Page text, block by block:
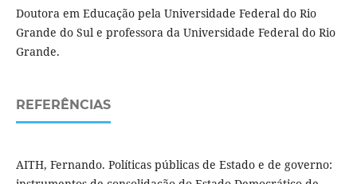
Doutora em Educação pela Universidade Federal do Rio
Grande do Sul e professora da Universidade Federal do Rio
Grande.
REFERÊNCIAS
AITH, Fernando. Políticas públicas de Estado e de governo: